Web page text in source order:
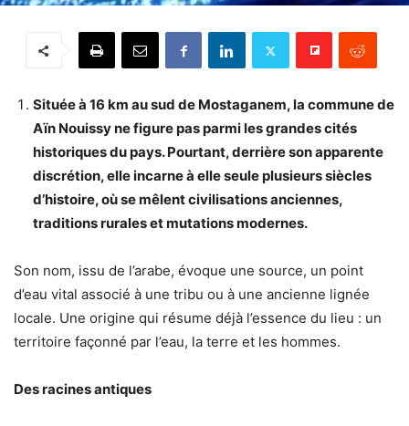
Située à 16 km au sud de Mostaganem, la commune de
Aïn Nouissy ne figure pas parmi les grandes cités
historiques du pays. Pourtant, derrière son apparente
discrétion, elle incarne à elle seule plusieurs siècles
d’histoire, où se mêlent civilisations anciennes,
traditions rurales et mutations modernes.
Son nom, issu de l’arabe, évoque une source, un point
d’eau vital associé à une tribu ou à une ancienne lignée
locale. Une origine qui résume déjà l’essence du lieu : un
territoire façonné par l’eau, la terre et les hommes.
Des racines antiques